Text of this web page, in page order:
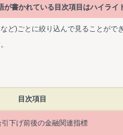
書かれている目次項目はハイライ
ど)ごとに絞り込んで見ることがで
目次項目
下げ前後の金融関連指標